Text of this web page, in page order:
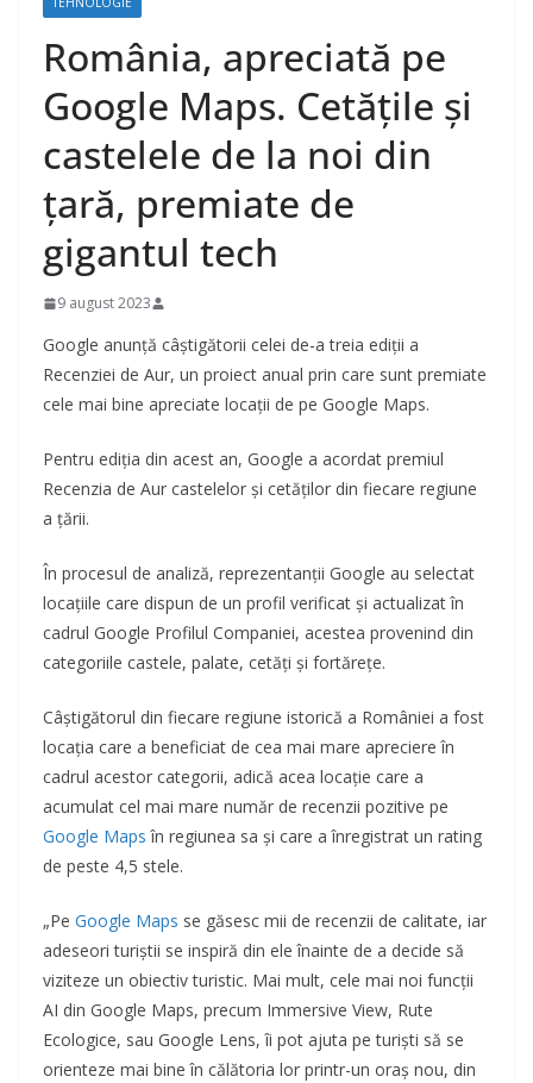
România, apreciată pe
Google Maps. Cetățile și
castelele de la noi din
țară, premiate de
gigantul tech
9 august 2023
Google anunță câștigătorii celei de-a treia ediții a
Recenziei de Aur, un proiect anual prin care sunt premiate
cele mai bine apreciate locații de pe Google Maps.
Pentru ediția din acest an, Google a acordat premiul
Recenzia de Aur castelelor și cetăților din fiecare regiune
a țării.
În procesul de analiză, reprezentanții Google au selectat
locațiile care dispun de un profil verificat și actualizat în
cadrul Google Profilul Companiei, acestea provenind din
categoriile castele, palate, cetăți și fortărețe.
Câștigătorul din fiecare regiune istorică a României a fost
locația care a beneficiat de cea mai mare apreciere în
cadrul acestor categorii, adică acea locație care a
acumulat cel mai mare număr de recenzii pozitive pe
Google Maps în regiunea sa și care a înregistrat un rating
de peste 4,5 stele.
„Pe Google Maps se găsesc mii de recenzii de calitate, iar
adeseori turiștii se inspiră din ele înainte de a decide să
viziteze un obiectiv turistic. Mai mult, cele mai noi funcții
AI din Google Maps, precum Immersive View, Rute
Ecologice, sau Google Lens, îi pot ajuta pe turiști să se
orienteze mai bine în călătoria lor printr-un oraș nou, din